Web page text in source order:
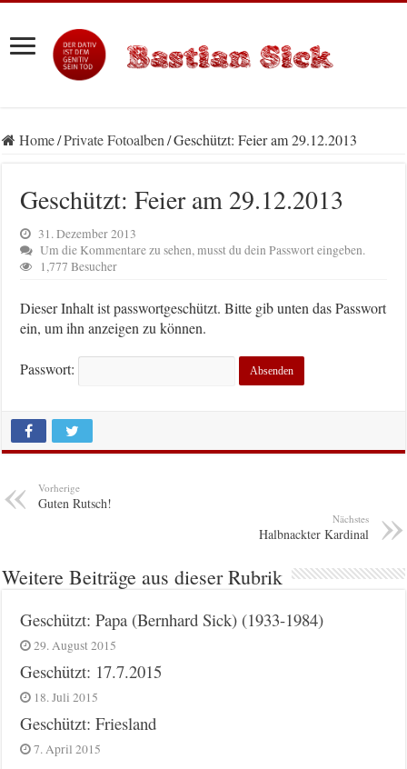
Home/Private Fotoalben/Geschützt: Feier am 29.12.2013
Geschützt: Feier am 29.12.2013
31. Dezember 2013
Um die Kommentare zu sehen, musst du dein Passwort eingeben.
1,777 Besucher
Dieser Inhalt ist passwortgeschützt. Bitte gib unten das Passwort
ein, um ihn anzeigen zu können.
Passwort:
Vorherige
Guten Rutsch!
Nächstes
Halbnackter Kardinal
Weitere Beiträge aus dieser Rubrik
Geschützt: Papa (Bernhard Sick) (1933-1984)
29. August 2015
Geschützt: 17.7.2015
18. Juli 2015
Geschützt: Friesland
7. April 2015